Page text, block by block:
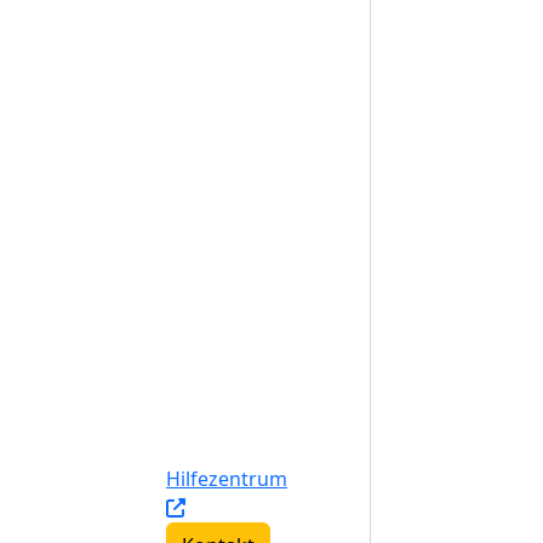
Hilfezentrum